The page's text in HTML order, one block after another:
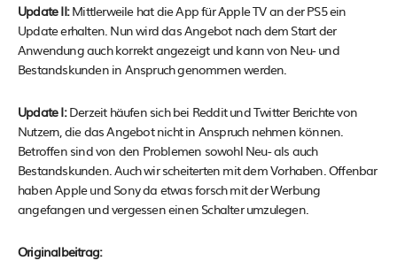
Update II:Mittlerweile hat die App für Apple TV an der PS5 ein
Update erhalten. Nun wird das Angebot nach dem Start der
Anwendung auch korrekt angezeigt und kann von Neu- und
Bestandskunden in Anspruch genommen werden.
Update I:Derzeit häufen sich bei Reddit und Twitter Berichte von
Nutzern, die das Angebot nicht in Anspruch nehmen können.
Betroffen sind von den Problemen sowohl Neu- als auch
Bestandskunden. Auch wir scheiterten mit dem Vorhaben. Offenbar
haben Apple und Sony da etwas forsch mit der Werbung
angefangen und vergessen einen Schalter umzulegen.
Originalbeitrag: